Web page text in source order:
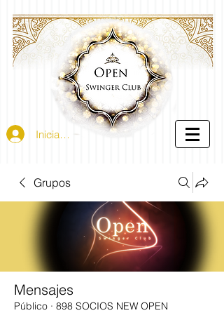
Iniciar sesión
Grupos
Mensajes
Público · 898 SOCIOS NEW OPEN